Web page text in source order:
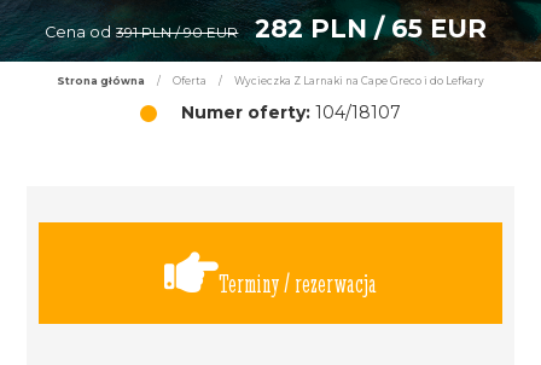
Cena od 391 PLN / 90 EUR 282 PLN / 65 EUR
Strona główna / Oferta / Wycieczka Z Larnaki na Cape Greco i do Lefkary
Numer oferty: 104/18107
Terminy / rezerwacja